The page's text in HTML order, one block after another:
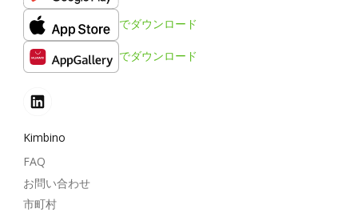
でダウンロード
でダウンロード
Kimbino
FAQ
お問い合わせ
市町村